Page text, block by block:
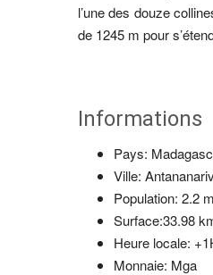
l’une des douze
de 1245 m pour
Informations
Pays:
Ville:
Population: 2.2
Surface:33.98
Heure locale:
Monnaie: Mga